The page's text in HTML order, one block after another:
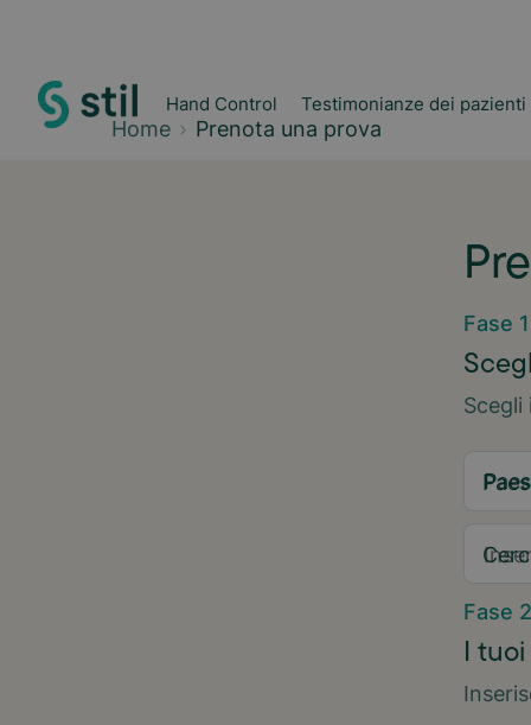
Hand Control Testimonianze dei pazienti
Home Prenota una prova
Fase 1
Fase 2
I